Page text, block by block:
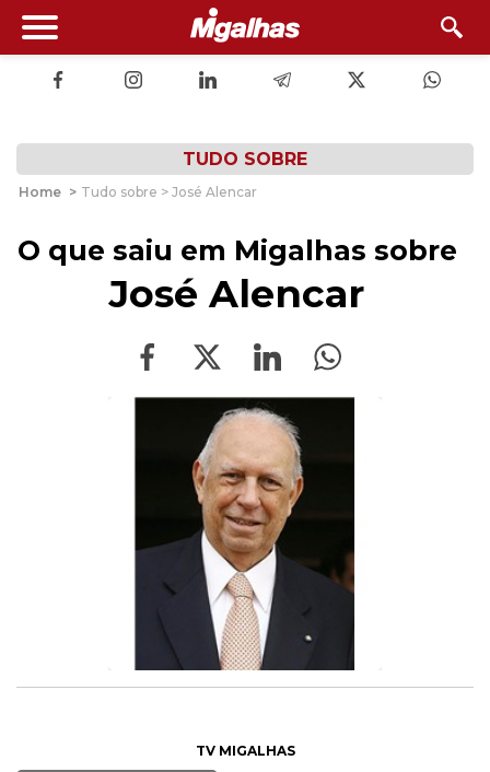
TUDO SOBRE
Home > Tudo sobre > José Alencar
O que saiu em Migalhas sobre
José Alencar
TV MIGALHAS